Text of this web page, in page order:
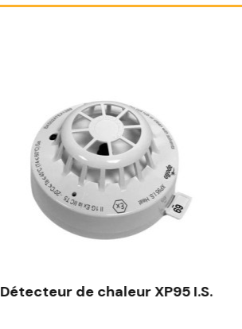
Détecteur de chaleur XP95 I.S.